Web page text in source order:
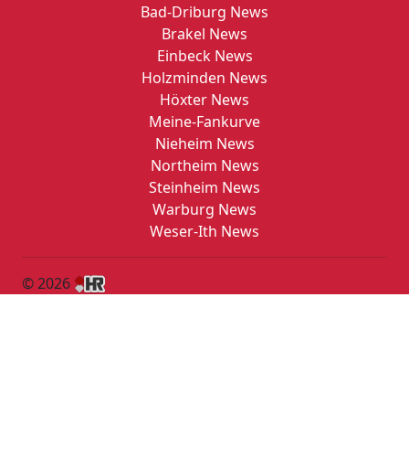
Bad-Driburg News
Brakel News
Einbeck News
Holzminden News
Höxter News
Meine-Fankurve
Nieheim News
Northeim News
Steinheim News
Warburg News
Weser-Ith News
© 2026